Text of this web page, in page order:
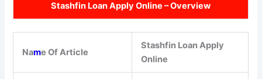
Stashfin Loan Apply Online – Overview
Name Of Article
Stashfin Loan Apply
Online